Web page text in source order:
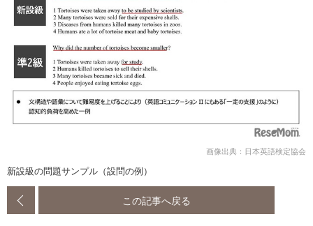
画像出典：日本英語検定協会
新設級の問題サンプル（設問の例）
この記事へ戻る